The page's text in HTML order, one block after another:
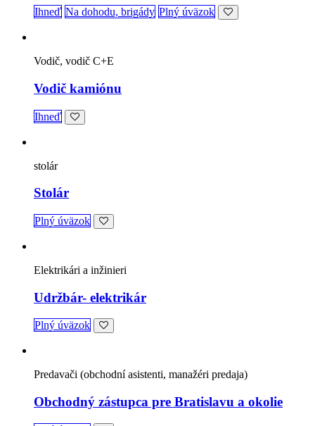
Ihneď Na dohodu, brigády Plný úväzok
Vodič, vodič C+E
Vodič kamiónu
Ihneď
stolár
Stolár
Plný úväzok
Elektrikári a inžinieri
Udržbár- elektrikár
Plný úväzok
Predavači (obchodní asistenti, manažéri predaja)
Obchodný zástupca pre Bratislavu a okolie